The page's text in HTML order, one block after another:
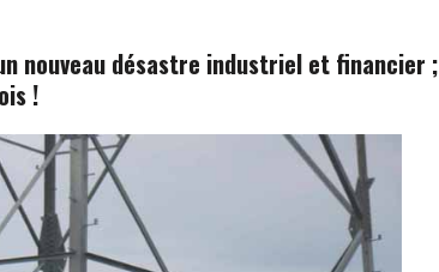
nouveau désastre industriel et financier ;
!